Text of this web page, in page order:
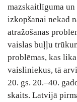
mazskaitlīguma
izkopšanai nekad
atražošanas
vaislas buļļu
problēmas, kas
vaisliniekus, tā
20. gs. 20.–40.
skaits. Latvijā